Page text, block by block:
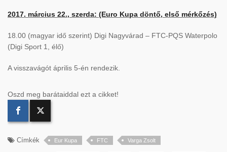
2017. március 22., szerda: (Euro Kupa döntő, első mérkőzés)
18.00 (magyar idő szerint) Digi Nagyvárad – FTC-PQS Waterpolo
(Digi Sport 1, élő)
A visszavágót április 5-én rendezik.
Oszd meg barátaiddal ezt a cikket!
Címkék Eur Kupa FTC Varga Zsolt